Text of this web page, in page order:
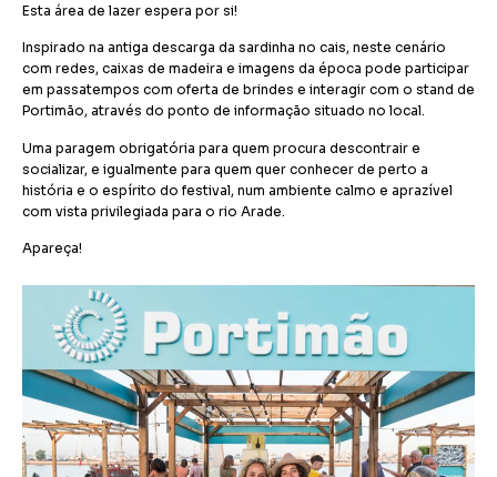
Esta área de lazer espera por si!
Inspirado na antiga descarga da sardinha no cais, neste cenário
com redes, caixas de madeira e imagens da época pode participar
em passatempos com oferta de brindes e interagir com o stand de
Portimão, através do ponto de informação situado no local.
Uma paragem obrigatória para quem procura descontrair e
socializar, e igualmente para quem quer conhecer de perto a
história e o espírito do festival, num ambiente calmo e aprazível
com vista privilegiada para o rio Arade.
Apareça!